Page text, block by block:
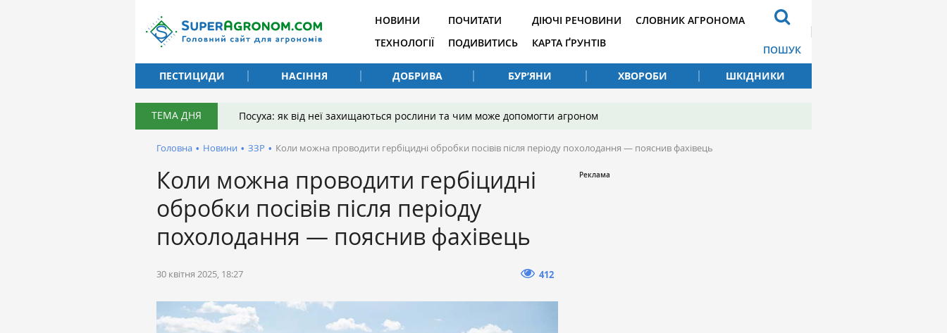
НОВИНИ
ТЕХНОЛОГІЇ
ПОЧИТАТИ
ПОДИВИТИСЬ
ДІЮЧІ РЕЧОВИНИ
КАРТА ҐРУНТІВ
СЛОВНИК АГРОНОМА
ПОШУК
ПЕСТИЦИДИ
НАСІННЯ ДОБРИВА БУР’ЯНИ ХВОРОБИ ШКІДНИКИ
ТЕМА ДНЯ Посуха: як від неї захищаються рослини та чим може допомогти агроном
Головна • Новини • ЗЗР • Коли можна проводити гербіцидні обробки посівів після періоду похолодання — пояснив фахівець
Коли можна проводити гербіцидні
обробки посівів після періоду
похолодання — пояснив фахівець
30 квітня 2025, 18:27 412